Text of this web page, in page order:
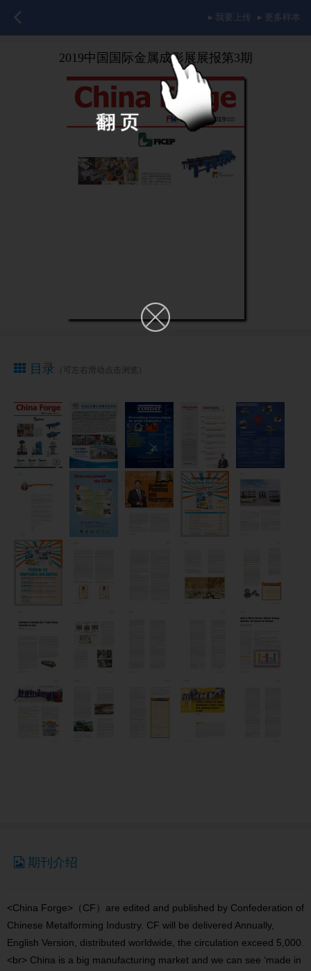
▸ 我要上传 ▸ 更多样本
2019中国国际金属成形展展报第3期
目录 （可左右滑动点击浏览）
期刊介绍
<China Forge>（CF）are edited and published by Confederation of
Chinese Metalforming Industry. CF will be delivered Annually,
English Version, distributed worldwide, the circulation exceed 5,000.
<br> China is a big manufacturing market and we can see ‘made in